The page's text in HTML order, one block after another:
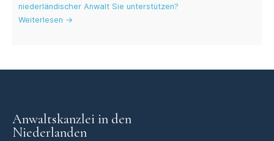
niederländischer Anwalt Sie unterstützen?
Weiterlesen →
Anwaltskanzlei in den
Niederlanden